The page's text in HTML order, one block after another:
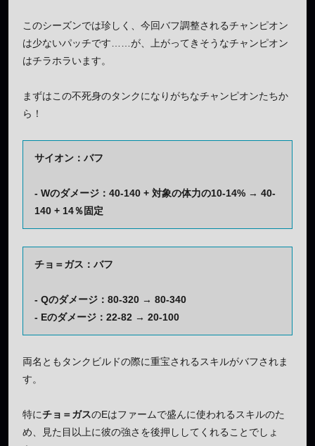
このシーズンでは珍しく、今回バフ調整されるチャンピオン
は少ないパッチです……が、上がってきそうなチャンピオン
はチラホラいます。
まずはこの不死身のタンクになりがちなチャンピオンたちか
ら！
サイオン：バフ
- Wのダメージ：40-140 + 対象の体力の10-14% → 40-
140 + 14％固定
チョ＝ガス：バフ
- Qのダメージ：80-320 → 80-340
- Eのダメージ：22-82 → 20-100
両名ともタンクビルドの際に重宝されるスキルがバフされま
す。
特にチョ＝ガスのEはファームで盛んに使われるスキルのた
め、見た目以上に彼の強さを後押ししてくれることでしょ